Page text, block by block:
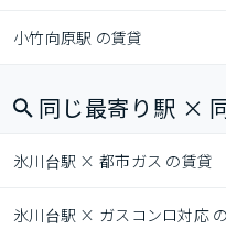
小竹向原駅 の賃貸
同じ最寄り駅 ×
氷川台駅 × 都市ガス の賃貸
氷川台駅 × ガスコンロ対応